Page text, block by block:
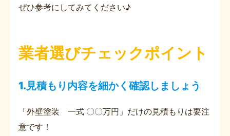
ぜひ参考にしてみてください♪
業者選びチェックポイント
1.見積もり内容を細かく確認しましょう
「外壁塗装 一式 〇〇万円」だけの見積もりは要注
意です！